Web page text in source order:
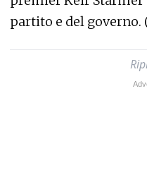
partito e del governo.